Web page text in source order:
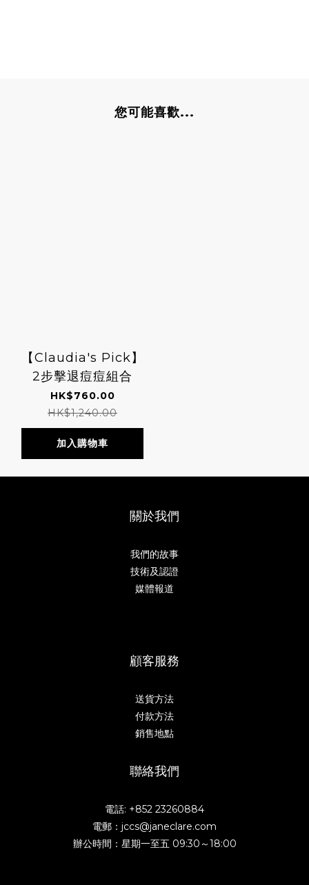
您可能喜歡...
【Claudia's Pick】
2步擊退痘痘組合
HK$760.00
HK$1,240.00
加入購物車
關於我們
我們的故事
技術及認證
媒體報道
顧客服務
送貨方法
付款方法
銷售地點
聯絡我們
電話: +852 23260884
電郵：jccs@janeclare.com
辦公時間：星期一至五 09:30～18:00